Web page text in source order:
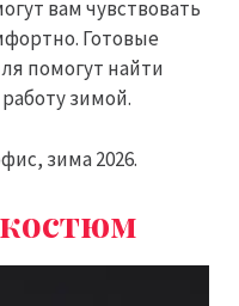
вам чувствовать
Готовые
помогут найти
зимой.
зима 2026.